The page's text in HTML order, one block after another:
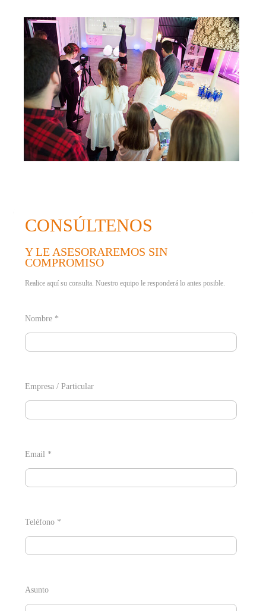
CONSÚLTENOS
Y LE ASESORAREMOS SIN
COMPROMISO
Realice aquí su consulta. Nuestro equipo le responderá lo antes posible.
Nombre *
Empresa / Particular
Email *
Teléfono *
Asunto